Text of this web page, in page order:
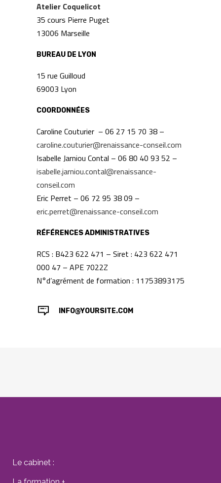
Atelier Coquelicot
35 cours Pierre Puget
13006 Marseille
BUREAU DE LYON
15 rue Guilloud
69003 Lyon
COORDONNÉES
Caroline Couturier – 06 27 15 70 38 –
caroline.couturier@renaissance-conseil.com
Isabelle Jarniou Contal – 06 80 40 93 52 –
isabelle.jarniou.contal@renaissance-
conseil.com
Eric Perret – 06 72 95 38 09 –
eric.perret@renaissance-conseil.com
RÉFÉRENCES ADMINISTRATIVES
RCS : B423 622 471 – Siret : 423 622 471
000 47 – APE 7022Z
N°d’agrément de formation : 11753893175
INFO@YOURSITE.COM
Le cabinet :